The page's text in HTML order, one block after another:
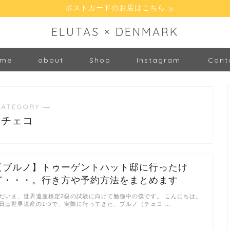
ポストカードのお店はこちら
ELUTAS × DENMARK
about Shop Instagram
―
チェコ
ブルノ】トゥーゲントハット邸に行ったけ
・・・。行き方や予約方法をまとめます
いま、世界遺産検定2級の試験に向けて勉強中の僕です。 こんにちは。
は世界遺産の1つで、実際に行ってきた、ブルノ（チェコ …